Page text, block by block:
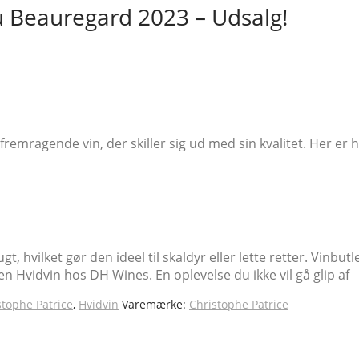
2023 – Udsalg!
vin, der skiller sig ud med sin kvalitet. Her er
hvilket gør den ideel til skaldyr eller lette retter.
Hvidvin hos DH Wines. En oplevelse du ikke vil gå glip af
Patrice, Hvidvin Varemærke: Christophe Patrice